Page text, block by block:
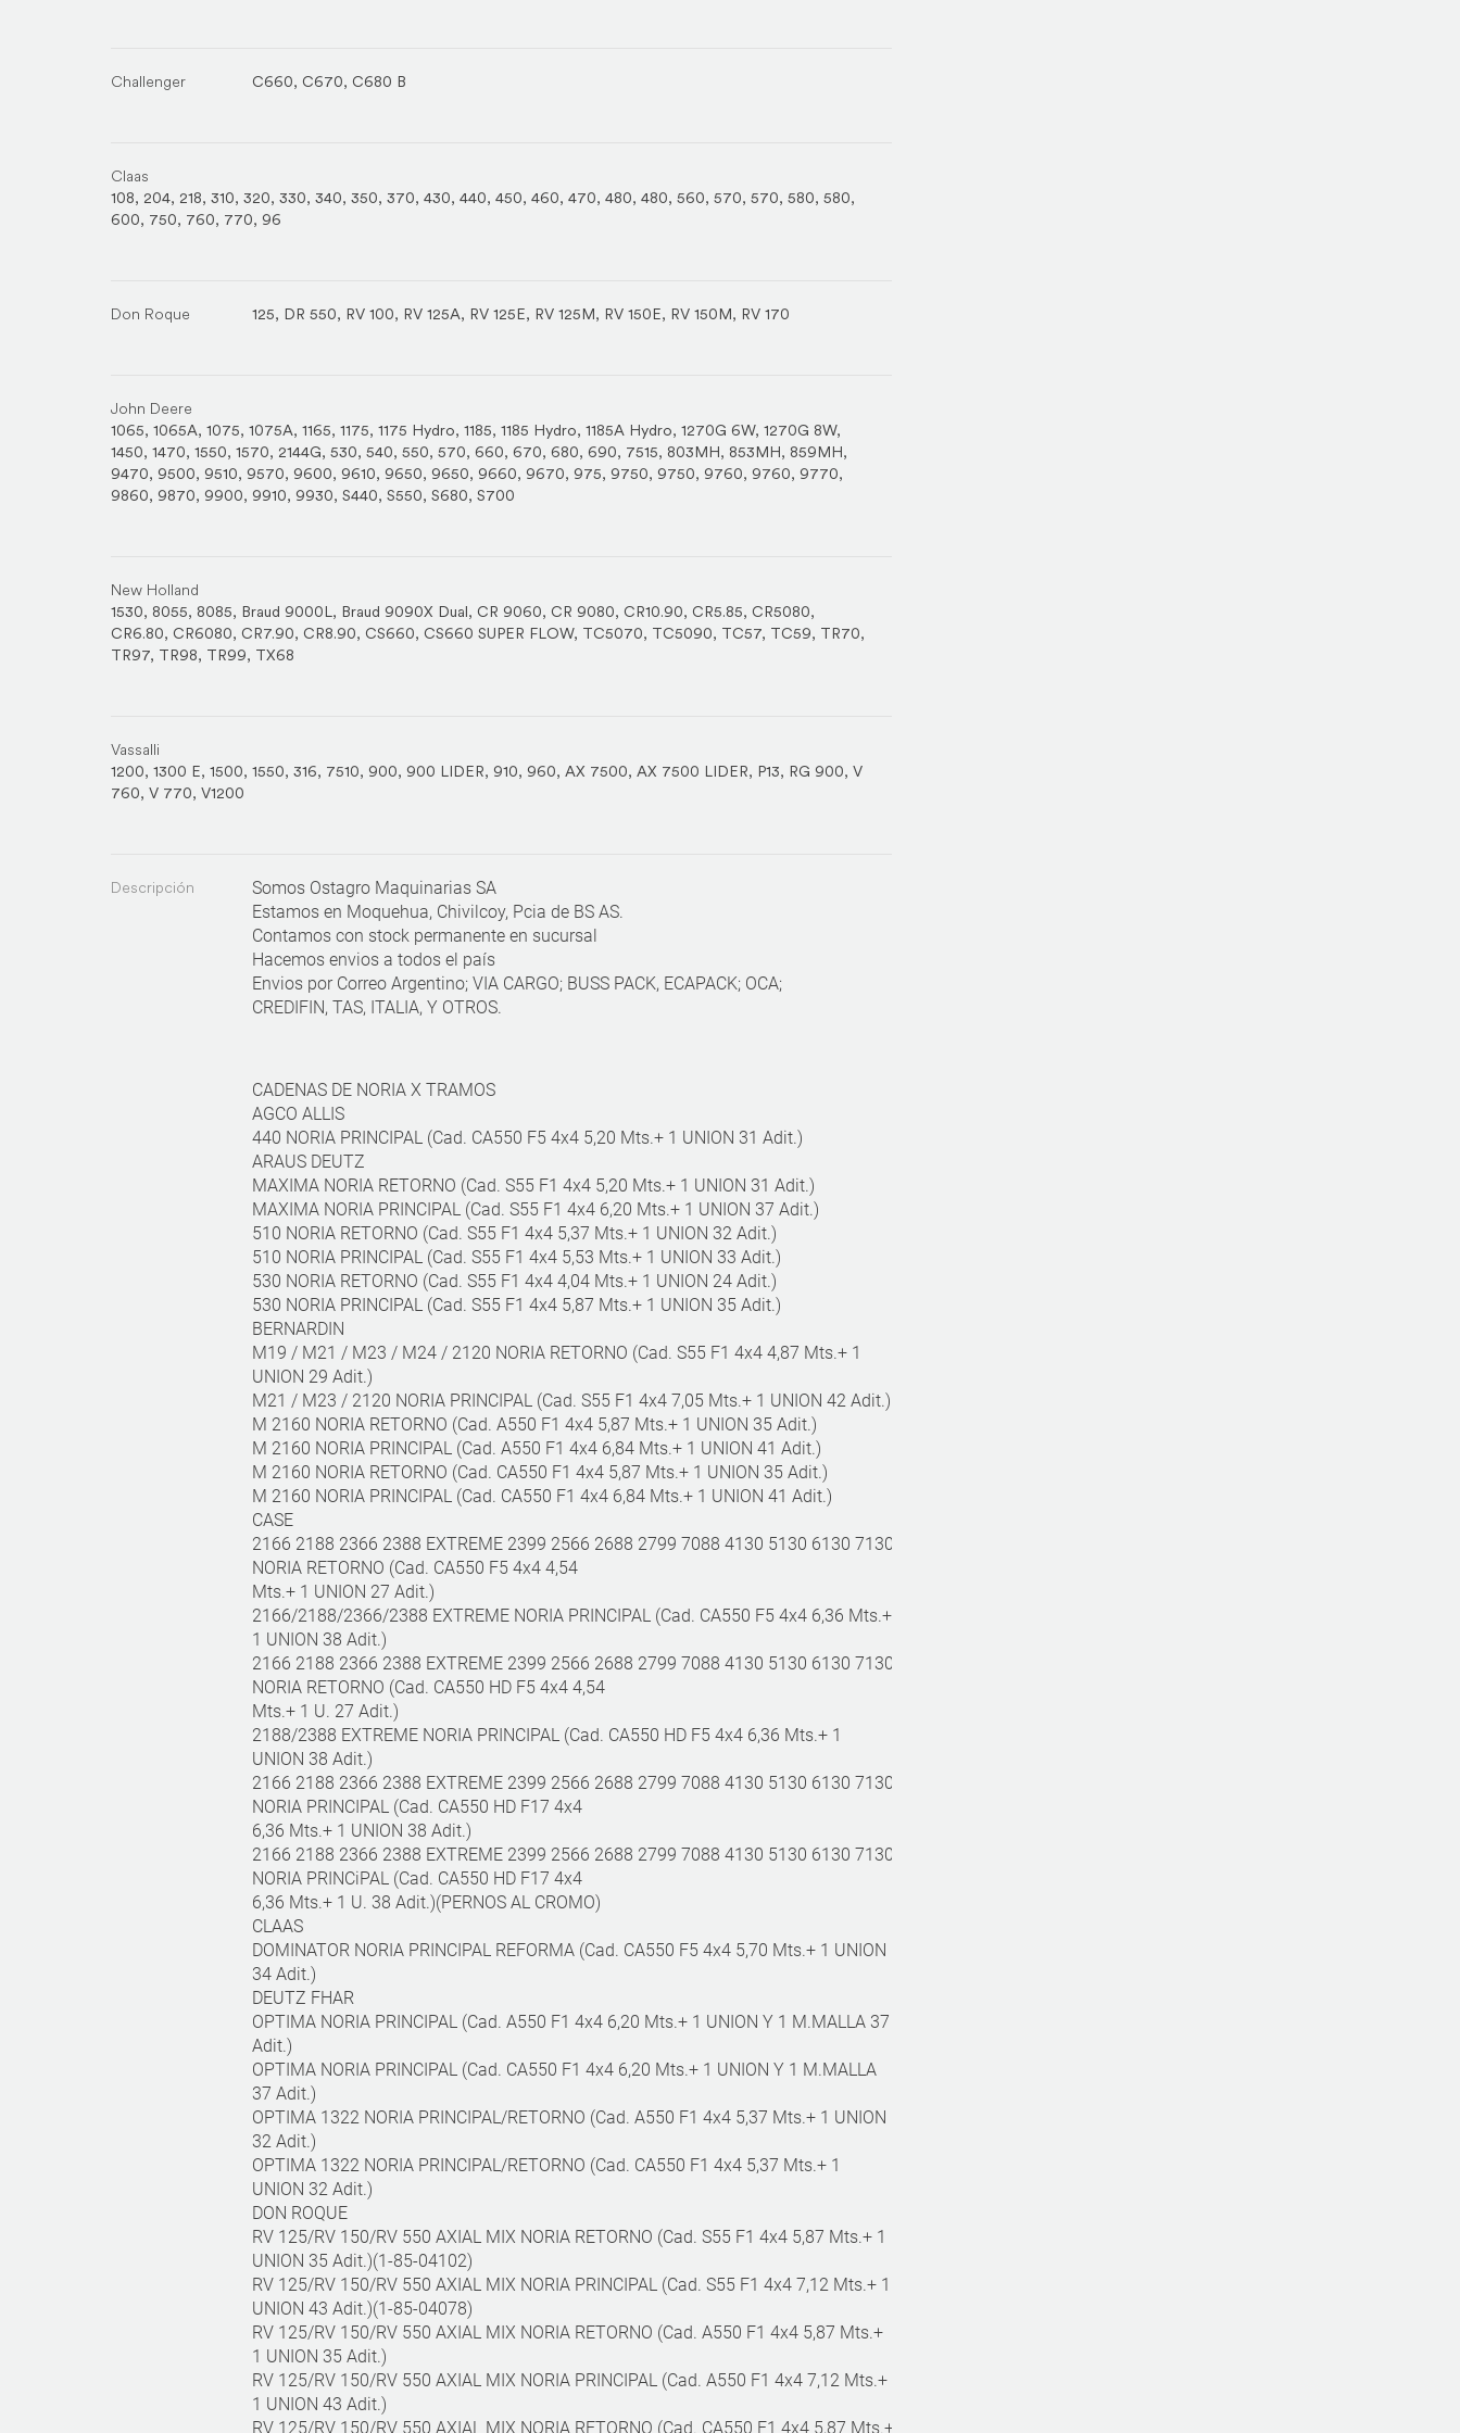
Challenger C660, C670, C680 B
Claas
108, 204, 218, 310, 320, 330, 340, 350, 370, 430, 440, 450, 460, 470, 480, 480, 560, 570, 570, 580, 580,
600, 750, 760, 770, 96
Don Roque 125, DR 550, RV 100, RV 125A, RV 125E, RV 125M, RV 150E, RV 150M, RV 170
John Deere
1065, 1065A, 1075, 1075A, 1165, 1175, 1175 Hydro, 1185, 1185 Hydro, 1185A Hydro, 1270G 6W, 1270G 8W,
1450, 1470, 1550, 1570, 2144G, 530, 540, 550, 570, 660, 670, 680, 690, 7515, 803MH, 853MH, 859MH,
9470, 9500, 9510, 9570, 9600, 9610, 9650, 9650, 9660, 9670, 975, 9750, 9750, 9760, 9760, 9770,
9860, 9870, 9900, 9910, 9930, S440, S550, S680, S700
New Holland
1530, 8055, 8085, Braud 9000L, Braud 9090X Dual, CR 9060, CR 9080, CR10.90, CR5.85, CR5080,
CR6.80, CR6080, CR7.90, CR8.90, CS660, CS660 SUPER FLOW, TC5070, TC5090, TC57, TC59, TR70,
TR97, TR98, TR99, TX68
Vassalli
1200, 1300 E, 1500, 1550, 316, 7510, 900, 900 LIDER, 910, 960, AX 7500, AX 7500 LIDER, P13, RG 900, V
760, V 770, V1200
Descripción
Somos Ostagro Maquinarias SA
Estamos en Moquehua, Chivilcoy, Pcia de BS AS.
Contamos con stock permanente en sucursal
Hacemos envios a todos el país
Envios por Correo Argentino; VIA CARGO; BUSS PACK, ECAPACK; OCA;
CREDIFIN, TAS, ITALIA, Y OTROS.
CADENAS DE NORIA X TRAMOS
AGCO ALLIS
440 NORIA PRINCIPAL (Cad. CA550 F5 4x4 5,20 Mts.+ 1 UNION 31 Adit.)
ARAUS DEUTZ
MAXIMA NORIA RETORNO (Cad. S55 F1 4x4 5,20 Mts.+ 1 UNION 31 Adit.)
MAXIMA NORIA PRINCIPAL (Cad. S55 F1 4x4 6,20 Mts.+ 1 UNION 37 Adit.)
510 NORIA RETORNO (Cad. S55 F1 4x4 5,37 Mts.+ 1 UNION 32 Adit.)
510 NORIA PRINCIPAL (Cad. S55 F1 4x4 5,53 Mts.+ 1 UNION 33 Adit.)
530 NORIA RETORNO (Cad. S55 F1 4x4 4,04 Mts.+ 1 UNION 24 Adit.)
530 NORIA PRINCIPAL (Cad. S55 F1 4x4 5,87 Mts.+ 1 UNION 35 Adit.)
BERNARDIN
M19 / M21 / M23 / M24 / 2120 NORIA RETORNO (Cad. S55 F1 4x4 4,87 Mts.+ 1
UNION 29 Adit.)
M21 / M23 / 2120 NORIA PRINCIPAL (Cad. S55 F1 4x4 7,05 Mts.+ 1 UNION 42 Adit.)
M 2160 NORIA RETORNO (Cad. A550 F1 4x4 5,87 Mts.+ 1 UNION 35 Adit.)
M 2160 NORIA PRINCIPAL (Cad. A550 F1 4x4 6,84 Mts.+ 1 UNION 41 Adit.)
M 2160 NORIA RETORNO (Cad. CA550 F1 4x4 5,87 Mts.+ 1 UNION 35 Adit.)
M 2160 NORIA PRINCIPAL (Cad. CA550 F1 4x4 6,84 Mts.+ 1 UNION 41 Adit.)
CASE
2166 2188 2366 2388 EXTREME 2399 2566 2688 2799 7088 4130 5130 6130 7130
NORIA RETORNO (Cad. CA550 F5 4x4 4,54
Mts.+ 1 UNION 27 Adit.)
2166/2188/2366/2388 EXTREME NORIA PRINCIPAL (Cad. CA550 F5 4x4 6,36 Mts.+
1 UNION 38 Adit.)
2166 2188 2366 2388 EXTREME 2399 2566 2688 2799 7088 4130 5130 6130 7130
NORIA RETORNO (Cad. CA550 HD F5 4x4 4,54
Mts.+ 1 U. 27 Adit.)
2188/2388 EXTREME NORIA PRINCIPAL (Cad. CA550 HD F5 4x4 6,36 Mts.+ 1
UNION 38 Adit.)
2166 2188 2366 2388 EXTREME 2399 2566 2688 2799 7088 4130 5130 6130 7130
NORIA PRINCIPAL (Cad. CA550 HD F17 4x4
6,36 Mts.+ 1 UNION 38 Adit.)
2166 2188 2366 2388 EXTREME 2399 2566 2688 2799 7088 4130 5130 6130 7130
NORIA PRINCiPAL (Cad. CA550 HD F17 4x4
6,36 Mts.+ 1 U. 38 Adit.)(PERNOS AL CROMO)
CLAAS
DOMINATOR NORIA PRINCIPAL REFORMA (Cad. CA550 F5 4x4 5,70 Mts.+ 1 UNION
34 Adit.)
DEUTZ FHAR
OPTIMA NORIA PRINCIPAL (Cad. A550 F1 4x4 6,20 Mts.+ 1 UNION Y 1 M.MALLA 37
Adit.)
OPTIMA NORIA PRINCIPAL (Cad. CA550 F1 4x4 6,20 Mts.+ 1 UNION Y 1 M.MALLA
37 Adit.)
OPTIMA 1322 NORIA PRINCIPAL/RETORNO (Cad. A550 F1 4x4 5,37 Mts.+ 1 UNION
32 Adit.)
OPTIMA 1322 NORIA PRINCIPAL/RETORNO (Cad. CA550 F1 4x4 5,37 Mts.+ 1
UNION 32 Adit.)
DON ROQUE
RV 125/RV 150/RV 550 AXIAL MIX NORIA RETORNO (Cad. S55 F1 4x4 5,87 Mts.+ 1
UNION 35 Adit.)(1-85-04102)
RV 125/RV 150/RV 550 AXIAL MIX NORIA PRINCIPAL (Cad. S55 F1 4x4 7,12 Mts.+ 1
UNION 43 Adit.)(1-85-04078)
RV 125/RV 150/RV 550 AXIAL MIX NORIA RETORNO (Cad. A550 F1 4x4 5,87 Mts.+
1 UNION 35 Adit.)
RV 125/RV 150/RV 550 AXIAL MIX NORIA PRINCIPAL (Cad. A550 F1 4x4 7,12 Mts.+
1 UNION 43 Adit.)
RV 125/RV 150/RV 550 AXIAL MIX NORIA RETORNO (Cad. CA550 F1 4x4 5,87 Mts.+